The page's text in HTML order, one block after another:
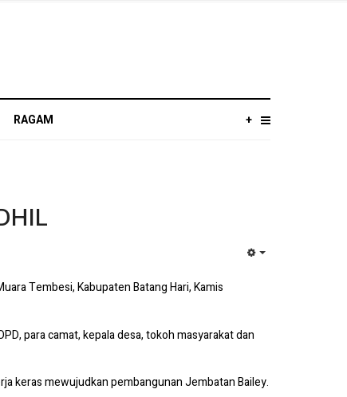
RAGAM +
Tembesi, Kabupaten Batang Hari, Kamis
para camat, kepala desa, tokoh masyarakat dan
keras mewujudkan pembangunan Jembatan Bailey.